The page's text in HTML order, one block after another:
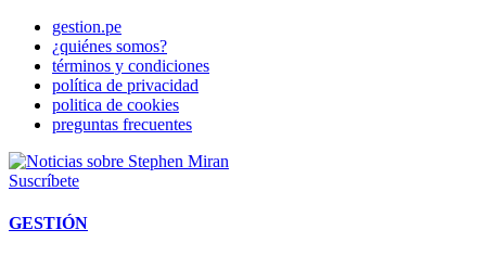
gestion.pe
¿quiénes somos?
términos y condiciones
política de privacidad
politica de cookies
preguntas frecuentes
Suscríbete
GESTIÓN